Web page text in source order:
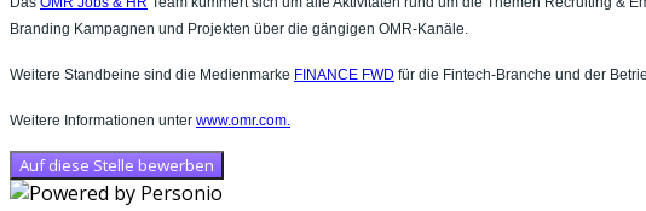
Branding Kampagnen und Projekten über die gängigen OMR-Kanäle.
Weitere Standbeine sind die Medienmarke FINANCE FWD für die Fintech-Branche und der
Weitere Informationen unter www.omr.com.
Auf diese Stelle bewerben